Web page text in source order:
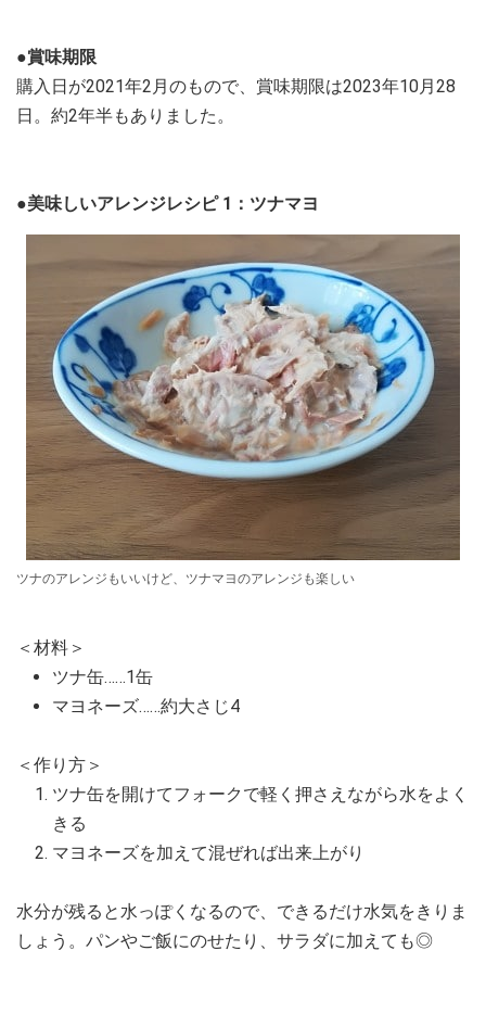
●賞味期限
購入日が2021年2月のもので、賞味期限は2023年10月28
日。約2年半もありました。
●美味しいアレンジレシピ 1：ツナマヨ
ツナのアレンジもいいけど、ツナマヨのアレンジも楽しい
＜材料＞
ツナ缶……1缶
マヨネーズ……約大さじ4
＜作り方＞
ツナ缶を開けてフォークで軽く押さえながら水をよく
きる
マヨネーズを加えて混ぜれば出来上がり
水分が残ると水っぽくなるので、できるだけ水気をきりま
しょう。パンやご飯にのせたり、サラダに加えても◎